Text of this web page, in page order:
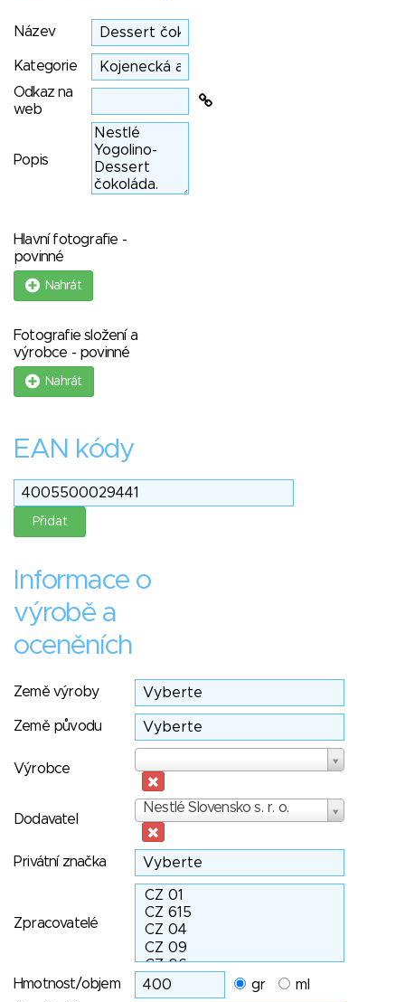
Název
Kategorie
Odkaz na
web
Popis
Hlavní fotografie -
povinné
Nahrát
Fotografie složení a
výrobce - povinné
Nahrát
EAN kódy
Informace o
výrobě a
oceněních
Země výroby
Země původu
Výrobce
Dodavatel
Nestlé Slovensko s. r. o.
Dodavatel
Privátní značka
Zpracovatelé
Hmotnost/objem gr
ml